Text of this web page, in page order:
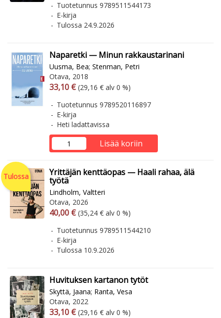
Tuotetunnus 9789511544173
E-kirja
Tulossa 24.9.2026
Naparetki — Minun rakkaustarinani
Uusma, Bea; Stenman, Petri
Otava, 2018
Arvonlisäverollinen hinta
33,10 € Arvonlisäveroton hinta
(29,16 € alv 0 %)
Tuotetunnus 9789520116897
E-kirja
Heti ladattavissa
Lisää koriin
Tulossa Yrittäjän kenttäopas — Haali rahaa, älä
työtä
Lindholm, Valtteri
Otava, 2026
Arvonlisäverollinen hinta
40,00 € Arvonlisäveroton hinta
(35,24 € alv 0 %)
Tuotetunnus 9789511544210
E-kirja
Tulossa 10.9.2026
Huvituksen kartanon tytöt
Skyttä, Jaana; Ranta, Vesa
Otava, 2022
Arvonlisäverollinen hinta
33,10 € Arvonlisäveroton hinta
(29,16 € alv 0 %)